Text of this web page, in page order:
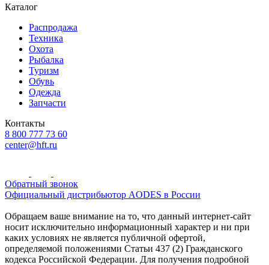
Каталог
Распродажа
Техника
Охота
Рыбалка
Туризм
Обувь
Одежда
Запчасти
Контакты
8 800 777 73 60
center@hft.ru
Обратный звонок
Официальный дистрибьютор AODES в России
Обращаем ваше внимание на то, что данный интернет-сайт
носит исключительно информационный характер и ни при
каких условиях не является публичной офертой,
определяемой положениями Статьи 437 (2) Гражданского
кодекса Российской Федерации. Для получения подробной